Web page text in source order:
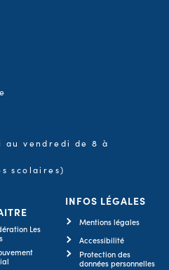
au vendredi de 8 à
scolaires)
Les
INFOS LÉGALES
Mentions légales
Accessibilité
Protection des
données personnelles